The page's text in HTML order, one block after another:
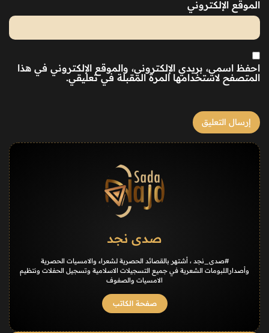
الموقع الإلكتروني
احفظ اسمي، بريدي الإلكتروني، والموقع الإلكتروني في هذا
المتصفح لاستخدامها المرة المقبلة في تعليقي.
صدى نجد
#صدى_نجد ، أشتهر بالقصائد الحصرية لشعراء والامسيات الحصرية
وأصداراللبومات الشعرية في جميع التسجيلات الاسلامية وتسجيل الحفلات ونتظيم
الامسيات والصفوف
صفحة الكاتب